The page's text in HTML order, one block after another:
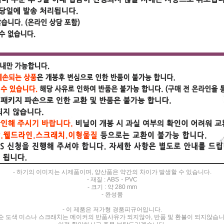
- 하기의 이미지는 시제품이며, 양산품은 약간의 차이가 발생할 수 있습니다.
- 재질 : ABS・PVC
- 크기 : 약 280 mm
- 완성품
- 이 제품은 저가형 경품피규어입니다.
도색 미스나 스크래치는 메이커의 반품사유가 되지않아, 반품 및 환불이 되지않습